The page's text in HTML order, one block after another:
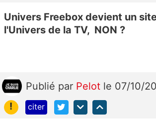
Univers Freebox devient un
l'Univers de la TV, NON ?
Publié par Pelot le 07/10/
!
citer